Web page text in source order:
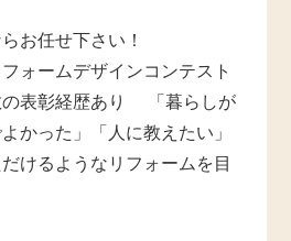
お任せ下さい！
ォームデザインコンテスト
の表彰経歴あり 「暮らしが
かった」「人に教えたい」
けるようなリフォームを目